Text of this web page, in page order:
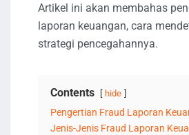
Artikel ini akan membahas
laporan keuangan, cara
strategi pencegahannya.
Contents hide
Pengertian Fraud Laporan
Jenis-Jenis Fraud Laporan